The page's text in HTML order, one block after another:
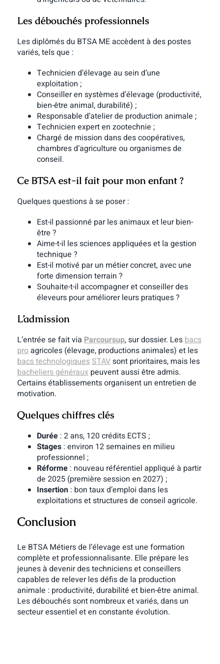
Les débouchés professionnels
Les diplômés du BTSA ME accèdent à des postes
variés, tels que :
Technicien d’élevage au sein d’une
exploitation ;
Conseiller en systèmes d’élevage (productivité,
bien-être animal, durabilité) ;
Responsable d’atelier de production animale ;
Technicien expert en zootechnie ;
Chargé de mission dans des coopératives,
chambres d’agriculture ou organismes de
conseil.
Ce BTSA est-il fait pour mon enfant ?
Quelques questions à se poser :
Est-il passionné par les animaux et leur bien-
être ?
Aime-t-il les sciences appliquées et la gestion
technique ?
Est-il motivé par un métier concret, avec une
forte dimension terrain ?
Souhaite-t-il accompagner et conseiller des
éleveurs pour améliorer leurs pratiques ?
L’admission
L’entrée se fait via Parcoursup, sur dossier. Lesbacs
proagricoles (élevage, productions animales) et les
bacs technologiquesSTAVsont prioritaires, mais les
bacheliers générauxpeuvent aussi être admis.
Certains établissements organisent un entretien de
motivation.
Quelques chiffres clés
Durée: 2 ans, 120 crédits ECTS ;
Stages: environ 12 semaines en milieu
professionnel ;
Réforme: nouveau référentiel appliqué à partir
de 2025 (première session en 2027) ;
Insertion: bon taux d’emploi dans les
exploitations et structures de conseil agricole.
Conclusion
Le BTSA Métiers de l’élevage est une formation
complète et professionnalisante. Elle prépare les
jeunes à devenir des techniciens et conseillers
capables de relever les défis de la production
animale : productivité, durabilité et bien-être animal.
Les débouchés sont nombreux et variés, dans un
secteur essentiel et en constante évolution.